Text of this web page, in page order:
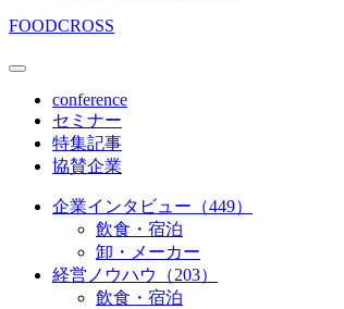
FOODCROSS
conference
セミナー
特集記事
協賛企業
企業インタビュー（449）
飲食・宿泊
卸・メーカー
経営ノウハウ（203）
飲食・宿泊